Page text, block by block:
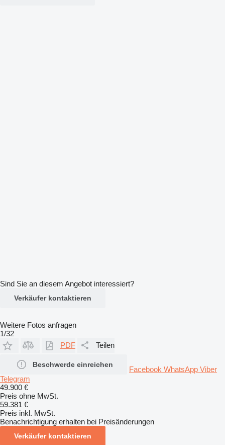
Sind Sie an diesem Angebot interessiert?
Verkäufer kontaktieren
Weitere Fotos anfragen
1/32
PDF
Teilen
Beschwerde einreichen
Facebook WhatsApp Viber
Telegram
49.900 €
Preis ohne MwSt.
59.381 €
Preis inkl. MwSt.
Benachrichtigung erhalten bei Preisänderungen
Verkäufer kontaktieren